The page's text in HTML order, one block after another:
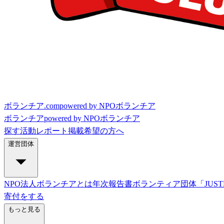
ボランチア.compowered by NPOボランチア
ボランチアpowered by NPOボランチア
探す活動レポート 掲載希望の方へ
運営団体
NPO法人ボランチアとは年次報告書ボランティア団体「
寄付をする
もっと見る